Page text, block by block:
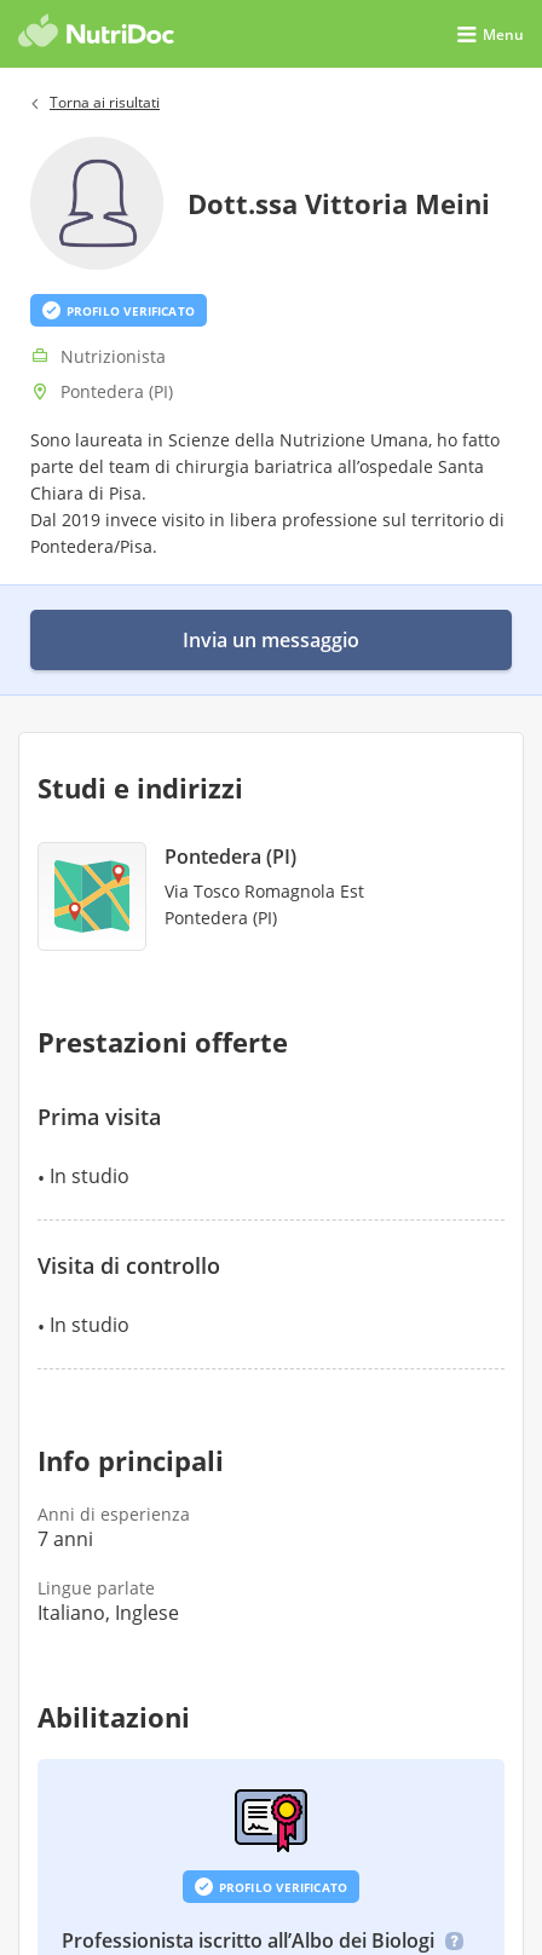
Menu
Torna ai risultati
Dott.ssa Vittoria Meini
PROFILO VERIFICATO
Nutrizionista
Pontedera (PI)
Sono laureata in Scienze della Nutrizione Umana, ho fatto
parte del team di chirurgia bariatrica all’ospedale Santa
Chiara di Pisa.
Dal 2019 invece visito in libera professione sul territorio di
Pontedera/Pisa.
Invia un messaggio
Studi e indirizzi
Pontedera (PI)
Via Tosco Romagnola Est
Pontedera (PI)
Prestazioni offerte
Prima visita
In studio
Visita di controllo
In studio
Info principali
Anni di esperienza
7 anni
Lingue parlate
Italiano, Inglese
Abilitazioni
PROFILO VERIFICATO
Professionista iscritto all’Albo dei Biologi